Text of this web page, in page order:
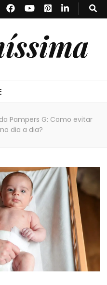
Pampers G: Como evitar
dia a dia?